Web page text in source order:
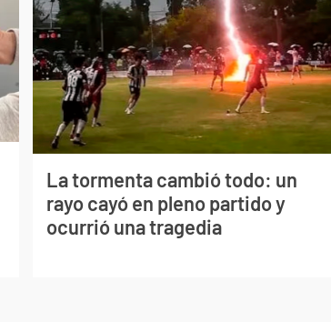
La tormenta cambió todo: un
rayo cayó en pleno partido y
ocurrió una tragedia